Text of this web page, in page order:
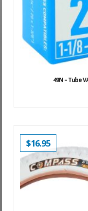
49N – Tube
$16.95